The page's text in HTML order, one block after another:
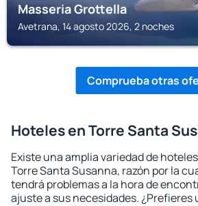
Masseria Grottella
Avetrana, 14 agosto 2026, 2 noches
Comprueba otras
Hoteles en Torre Santa
Existe una amplia variedad de
Torre Santa Susanna, razón por la
tendrá problemas a la hora de
ajuste a sus necesidades. ¿Prefieres